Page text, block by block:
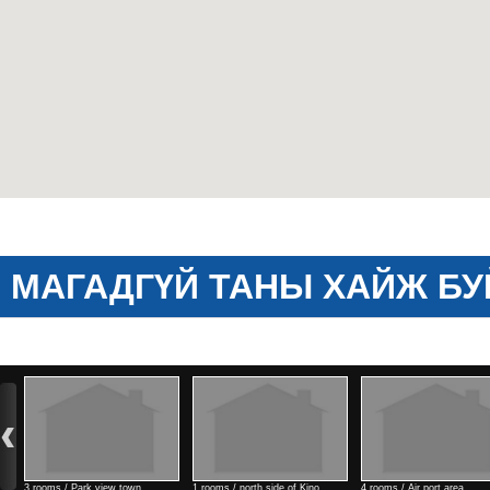
МАГАДГҮЙ ТАНЫ ХАЙЖ
3 rooms / Park view town 1 rooms / north side of Kino 4 rooms / Air port area